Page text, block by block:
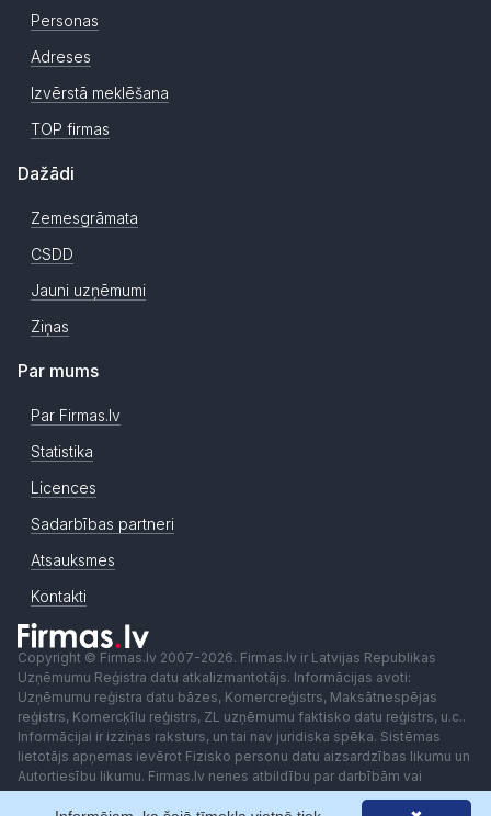
Personas
Adreses
Izvērstā meklēšana
TOP firmas
Dažādi
Zemesgrāmata
CSDD
Jauni uzņēmumi
Ziņas
Par mums
Par Firmas.lv
Statistika
Licences
Sadarbības partneri
Atsauksmes
Kontakti
Copyright © Firmas.lv 2007-2026. Firmas.lv ir Latvijas Republikas
Uzņēmumu Reģistra datu atkalizmantotājs. Informācijas avoti:
Uzņēmumu reģistra datu bāzes, Komercreģistrs, Maksātnespējas
reģistrs, Komercķīlu reģistrs, ZL uzņēmumu faktisko datu reģistrs, u.c..
Informācijai ir izziņas raksturs, un tai nav juridiska spēka. Sistēmas
lietotājs apņemas ievērot Fizisko personu datu aizsardzības likumu un
Autortiesību likumu. Firmas.lv nenes atbildību par darbībām vai
lēmumiem, kas balstīti uz saņemto pakalpojumu. Lietotājam aizliegts